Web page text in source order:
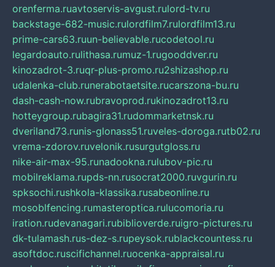
orenferma.ruavtoservis-avgust.rulord-tv.ru
backstage-682-music.rulordfilm7.rulordfilm13.ru
prime-cars63.ruun-believable.rucodetool.ru
legardoauto.rulithasa.rumuz-1.rugooddver.ru
kinozadrot-3.ruqr-plus-promo.ru2shizashop.ru
udalenka-club.runerabotaetsite.rucarszona-bu.ru
dash-cash-now.rubravoprod.rukinozadrot13.ru
hotteygroup.rubagira31.rudommarketnsk.ru
dveriland73.runis-glonass51.ruveles-doroga.rutb02.ru
vrema-zdorov.ruvelonik.rusurgutgloss.ru
nike-air-max-95.runadookna.rulubov-pic.ru
mobilreklama.rupds-nn.rusocrat2000.ruvgurin.ru
spksochi.rushkola-klassika.rusabeonline.ru
mosoblfencing.rumasteroptica.rulucomoria.ru
iration.rudevanagari.rubiblioverde.ruigro-pictures.ru
dk-tulamash.rus-dez-s.rupeysok.rublackcountess.ru
asoftdoc.ruscifichannel.ruocenka-appraisal.ru